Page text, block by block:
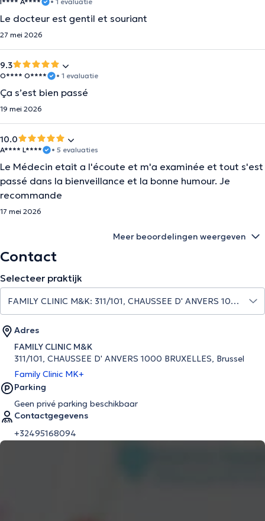
Le docteur est gentil et souriant
27 mei 2026
9.3
O**** O**** • 1 evaluatie
Ça s’est bien passé
19 mei 2026
10.0
A**** L**** • 5 evaluaties
Le Médecin etait a l'écoute et m'a examinée et tout s'est
passé dans la bienveillance et la bonne humour. Je
recommande
17 mei 2026
Meer beoordelingen weergeven
Contact
Selecteer praktijk
Adres
FAMILY CLINIC M&K
311/101, CHAUSSEE D' ANVERS 1000 BRUXELLES, Brussel
Family Clinic MK+
Parking
Geen privé parking beschikbaar
Contactgegevens
+32495168094